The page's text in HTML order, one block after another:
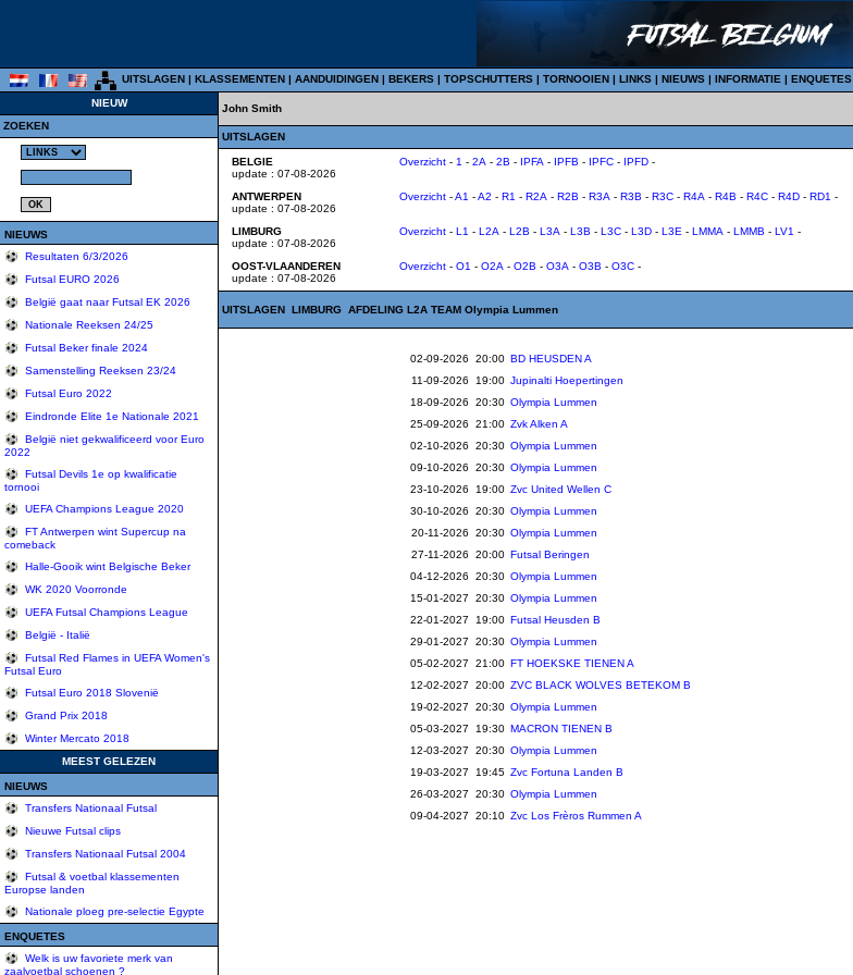
UITSLAGEN | KLASSEMENTEN | AANDUIDINGEN | BEKERS | TOPSCHUTTERS | TORNOOIEN | LINKS | NIEUWS | INFORMATIE | ENQUETES
NIEUW
ZOEKEN
NIEUWS
Resultaten 6/3/2026
Futsal EURO 2026
België gaat naar Futsal EK 2026
Nationale Reeksen 24/25
Futsal Beker finale 2024
Samenstelling Reeksen 23/24
Futsal Euro 2022
Eindronde Elite 1e Nationale 2021
België niet gekwalificeerd voor Euro
2022
Futsal Devils 1e op kwalificatie
tornooi
UEFA Champions League 2020
FT Antwerpen wint Supercup na
comeback
Halle-Gooik wint Belgische Beker
WK 2020 Voorronde
UEFA Futsal Champions League
België - Italië
Futsal Red Flames in UEFA Women's
Futsal Euro
Futsal Euro 2018 Slovenië
Grand Prix 2018
Winter Mercato 2018
MEEST GELEZEN
NIEUWS
Transfers Nationaal Futsal
Nieuwe Futsal clips
Transfers Nationaal Futsal 2004
Futsal & voetbal klassementen
Europse landen
Nationale ploeg pre-selectie Egypte
ENQUETES
Welk is uw favoriete merk van
zaalvoetbal schoenen ?
John Smith
UITSLAGEN
BELGIE
update : 07-08-2026
Overzicht - 1 - 2A - 2B - IPFA - IPFB - IPFC - IPFD -
ANTWERPEN
update : 07-08-2026
Overzicht -A1 -A2 - R1 - R2A - R2B - R3A - R3B - R3C - R4A - R4B - R4C - R4D - RD1 -
LIMBURG
update : 07-08-2026
Overzicht - L1 - L2A - L2B - L3A - L3B - L3C - L3D - L3E - LMMA - LMMB - LV1 -
OOST-VLAANDEREN
update : 07-08-2026
Overzicht - O1 - O2A - O2B - O3A - O3B - O3C -
UITSLAGEN LIMBURG AFDELING L2A TEAM Olympia Lummen
02-09-2026 20:00 BD HEUSDEN A
11-09-2026 19:00 Jupinalti Hoepertingen
18-09-2026 20:30 Olympia Lummen
25-09-2026 21:00 Zvk Alken A
02-10-2026 20:30 Olympia Lummen
09-10-2026 20:30 Olympia Lummen
23-10-2026 19:00 Zvc United Wellen C
30-10-2026 20:30 Olympia Lummen
20-11-2026 20:30 Olympia Lummen
27-11-2026 20:00 Futsal Beringen
04-12-2026 20:30 Olympia Lummen
15-01-2027 20:30 Olympia Lummen
22-01-2027 19:00 Futsal Heusden B
29-01-2027 20:30 Olympia Lummen
05-02-2027 21:00 FT HOEKSKE TIENEN A
12-02-2027 20:00 ZVC BLACK WOLVES BETEKOM B
19-02-2027 20:30 Olympia Lummen
05-03-2027 19:30 MACRON TIENEN B
12-03-2027 20:30 Olympia Lummen
19-03-2027 19:45 Zvc Fortuna Landen B
26-03-2027 20:30 Olympia Lummen
09-04-2027 20:10 Zvc Los Frèros Rummen A